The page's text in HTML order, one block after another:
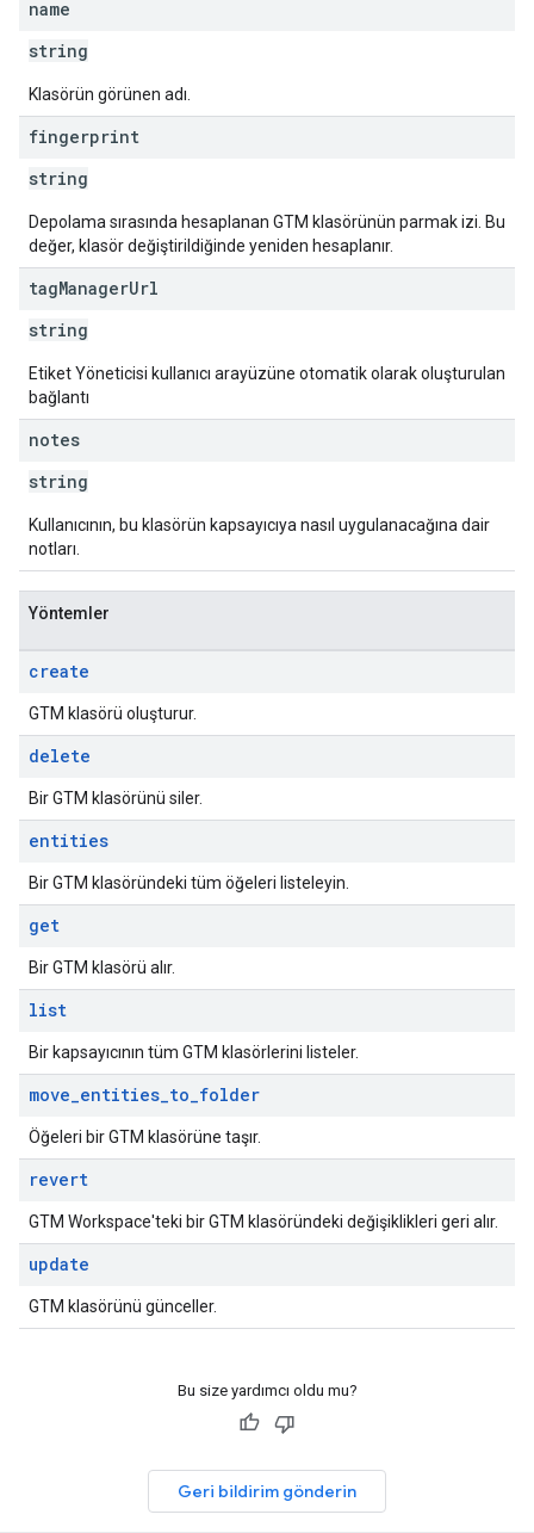
name
string
Klasörün görünen adı.
fingerprint
string
Depolama sırasında hesaplanan GTM klasörünün parmak izi. Bu
değer, klasör değiştirildiğinde yeniden hesaplanır.
tagManagerUrl
string
Etiket Yöneticisi kullanıcı arayüzüne otomatik olarak oluşturulan
bağlantı
notes
string
Kullanıcının, bu klasörün kapsayıcıya nasıl uygulanacağına dair
notları.
Yöntemler
create
GTM klasörü oluşturur.
delete
Bir GTM klasörünü siler.
entities
Bir GTM klasöründeki tüm öğeleri listeleyin.
get
Bir GTM klasörü alır.
list
Bir kapsayıcının tüm GTM klasörlerini listeler.
move_entities_to_folder
Öğeleri bir GTM klasörüne taşır.
revert
GTM Workspace'teki bir GTM klasöründeki değişiklikleri geri alır.
update
GTM klasörünü günceller.
Bu size yardımcı oldu mu?
Geri bildirim gönderin